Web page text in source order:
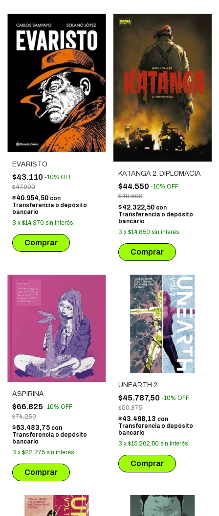
EVARISTO
$43.110 -10% OFF
$47.900
$40.954,50 con
Transferencia o depósito
bancario
3 x $14.370 sin interés
KATANGA 2. DIPLOMACIA
$44.550 -10% OFF
$49.500
$42.322,50 con
Transferencia o depósito
bancario
3 x $14.850 sin interés
ASPIRINA
$66.825 -10% OFF
$74.250
$63.483,75 con
Transferencia o depósito
bancario
3 x $22.275 sin interés
UNEARTH 2
$45.787,50 -10% OFF
$50.875
$43.498,13 con
Transferencia o depósito
bancario
3 x $15.262,50 sin interés